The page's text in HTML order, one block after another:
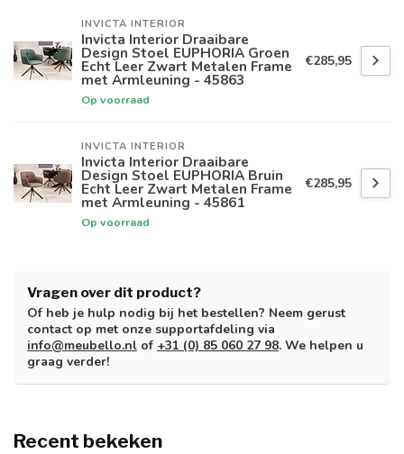
INVICTA INTERIOR
Invicta Interior Draaibare
Design Stoel EUPHORIA Groen
Echt Leer Zwart Metalen Frame
met Armleuning - 45863
Op voorraad
€285,95
INVICTA INTERIOR
Invicta Interior Draaibare
Design Stoel EUPHORIA Bruin
Echt Leer Zwart Metalen Frame
met Armleuning - 45861
Op voorraad
€285,95
Vragen over dit product?
Of heb je hulp nodig bij het bestellen? Neem gerust
contact op met onze supportafdeling via
info@meubello.nl of +31 (0) 85 060 27 98. We helpen u
graag verder!
Recent bekeken